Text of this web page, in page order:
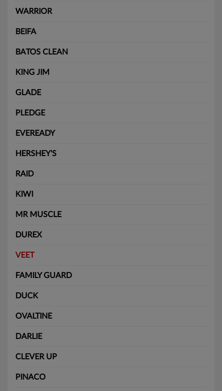
WARRIOR
BEIFA
BATOS CLEAN
KING JIM
GLADE
PLEDGE
EVEREADY
HERSHEY'S
RAID
KIWI
MR MUSCLE
DUREX
VEET
FAMILY GUARD
DUCK
OVALTINE
DARLIE
CLEVER UP
PINACO